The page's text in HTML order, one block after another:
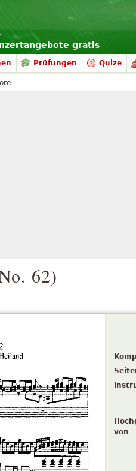
gratis
Prüfungen Quize
62)
von